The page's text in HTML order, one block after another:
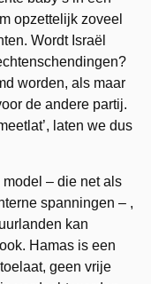
opzettelijk zoveel
Wordt Israël
worden, als maar
de andere partij.
laten we dus
model – die net als
spanningen – ,
kan
Hamas is een
geen vrije